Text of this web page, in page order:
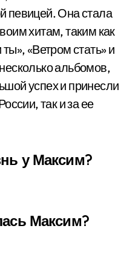
певицей. Она стала
хитам, таким как
«Ветром стать» и
альбомов,
успех и принесли
так и за ее
у Максим?
Максим?